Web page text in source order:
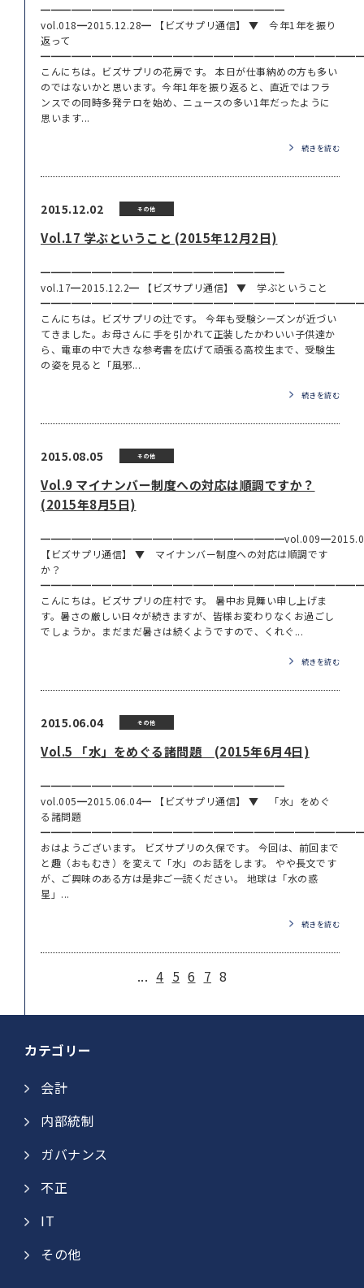
━━━━━━━━━━━━━━━━━━━━━━━━
vol.018━2015.12.28━ 【ビズサプリ通信】 ▼ 今年1年を振り
返って
こんにちは。ビズサプリの花房です。 本日が仕事納めの方も多い
のではないかと思います。今年1年を振り返ると、直近ではフラ
ンスでの同時多発テロを始め、ニュースの多い1年だったように
思います...
続きを読む
2015.12.02 その他
Vol.17 学ぶということ (2015年12月2日)
━━━━━━━━━━━━━━━━━━━━━━━━
vol.17━2015.12.2━ 【ビズサプリ通信】 ▼ 学ぶということ
こんにちは。ビズサプリの辻です。 今年も受験シーズンが近づい
てきました。お母さんに手を引かれて正装したかわいい子供達か
ら、電車の中で大きな参考書を広げて頑張る高校生まで、受験生
の姿を見ると「風邪...
続きを読む
2015.08.05 その他
Vol.9 マイナンバー制度への対応は順調ですか？
(2015年8月5日)
【ビズサプリ通信】 ▼ マイナンバー制度への対応は順調です
か？
こんにちは。ビズサプリの庄村です。 暑中お見舞い申し上げま
す。暑さの厳しい日々が続きますが、皆様お変わりなくお過ごし
でしょうか。まだまだ暑さは続くようですので、くれぐ...
続きを読む
2015.06.04 その他
Vol.5 「水」をめぐる諸問題 (2015年6月4日)
━━━━━━━━━━━━━━━━━━━━━━━━
vol.005━2015.06.04━ 【ビズサプリ通信】 ▼ 「水」をめぐ
る諸問題
おはようございます。 ビズサプリの久保です。 今回は、前回まで
と趣（おもむき）を変えて「水」のお話をします。 やや長文です
が、ご興味のある方は是非ご一読ください。 地球は「水の惑
星」...
続きを読む
... 4 5 6 7 8
カテゴリー
会計
内部統制
ガバナンス
不正
IT
その他